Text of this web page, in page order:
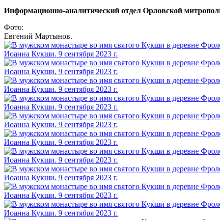
Информационно-аналитический отдел Орловской
Фото:
Евгений Мартынов.